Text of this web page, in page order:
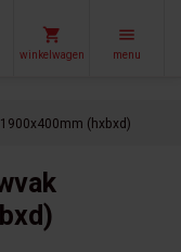
winkelwagen menu
(hxbxd)